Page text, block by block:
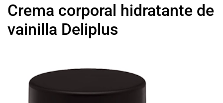
Crema corporal hidratante de
vainilla Deliplus